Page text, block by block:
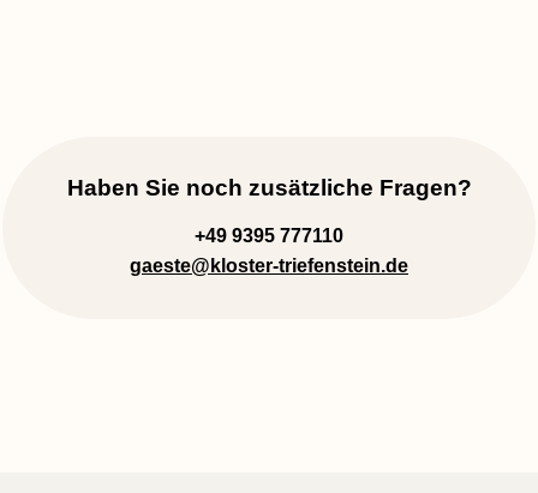
Haben Sie noch zusätzliche Fragen?
+49 9395 777110
gaeste@kloster-triefenstein.de